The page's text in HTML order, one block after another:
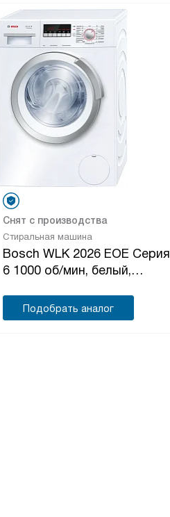
Стиральная машина
Bosch WLK 2026 EOE Серия
6 1000 об/мин, белый,
Снят с производства
Подобрать аналог